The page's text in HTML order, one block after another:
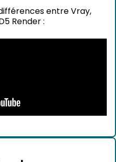
entre Vray,
Render :